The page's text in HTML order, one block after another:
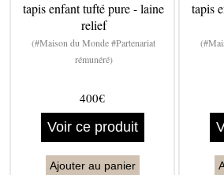
tapis enfant tufté pure - laine
relief
(#Maison du Monde #Partenariat
rémunéré)
400€
Voir ce produit
Ajouter au panier
tapis